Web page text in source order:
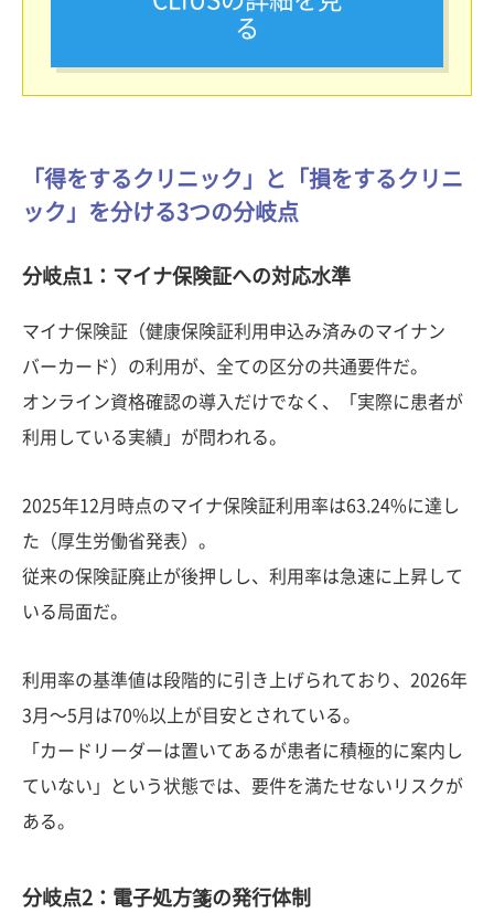
る
「得をするクリニック」と「損をするクリニ
ック」を分ける3つの分岐点
分岐点1：マイナ保険証への対応水準
マイナ保険証（健康保険証利用申込み済みのマイナン
バーカード）の利用が、全ての区分の共通要件だ。
オンライン資格確認の導入だけでなく、「実際に患者が
利用している実績」が問われる。
2025年12月時点のマイナ保険証利用率は63.24%に達し
た（厚生労働省発表）。
従来の保険証廃止が後押しし、利用率は急速に上昇して
いる局面だ。
利用率の基準値は段階的に引き上げられており、2026年
3月〜5月は70%以上が目安とされている。
「カードリーダーは置いてあるが患者に積極的に案内し
ていない」という状態では、要件を満たせないリスクが
ある。
分岐点2：電子処方箋の発行体制